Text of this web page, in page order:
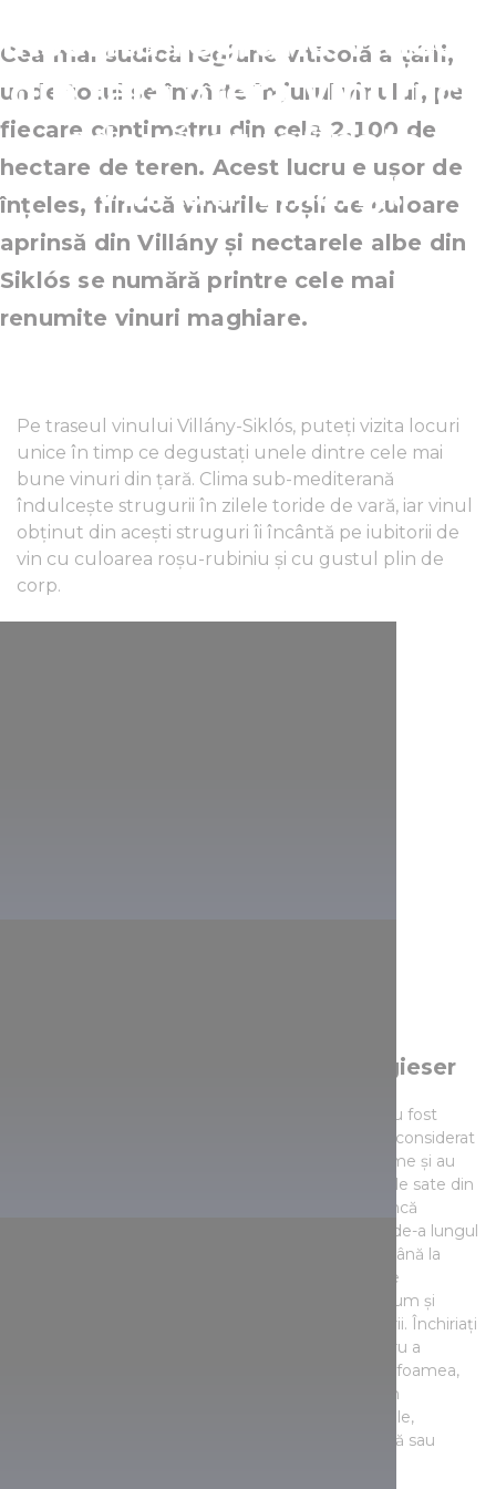
însorită regiune viticolă
din țară oferă vinuri cu
adevărat rafinate.
Vizitați Villány!
Cea mai sudică regiune viticolă a țării,
unde totul se învârte în jurul vinului, pe
fiecare centimetru din cele 2.100 de
hectare de teren. Acest lucru e ușor de
înțeles, fiindcă vinurile roșii de culoare
aprinsă din Villány și nectarele albe din
Siklós se numără printre cele mai
renumite vinuri maghiare.
Pe traseul vinului Villány-Siklós, puteți vizita locuri
unice în timp ce degustați unele dintre cele mai
bune vinuri din țară. Clima sub-mediterană
îndulcește strugurii în zilele toride de vară, iar vinul
obținut din acești struguri îi încântă pe iubitorii de
vin cu culoarea roșu-rubiniu și cu gustul plin de
corp.
Tradițiile șvăbești și vinul Portugieser
Șvabii care s-au stabilit aici în secolul al XVIII-lea au fost
primii care au făcut Portugieser, un vin care este considerat
acum tipic acestei regiuni. Șvabii au construit crame și au
dezvoltat infrastructura zonei înconjurătoare. Micile sate din
regiune găzduiesc numeroase crame care sunt încă
deschise vizitatorilor și astăzi. Oriunde v-ați duce de-a lungul
dealurilor Villány, de la sanctuarul din Máriagyűd până la
Palkonya, satul cramelor, veți găsi evenimente de
degustare de vinuri și pivnițe de patrimoniu, precum și
concursuri de vinuri destinate să distreze vizitatorii. Închiriați
o bicicletă sau luați-vă ghetele de drumeție pentru a
descoperi peisajul rural înconjurător! Când vă vine foamea,
vizitați una dintre casele de presă, transformate în
restaurante. Dacă doriți să descoperiți arome locale,
încercați tocana de cocos, flanul de prune și ceapă sau